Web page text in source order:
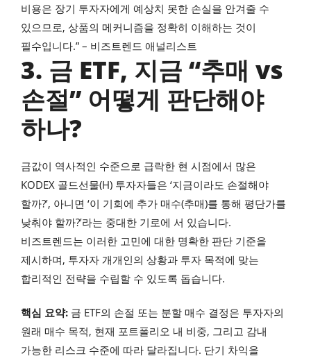
비용은 장기 투자자에게 예상치 못한 손실을 안겨줄 수
있으므로, 상품의 메커니즘을 정확히 이해하는 것이
필수입니다.” – 비즈트렌드 애널리스트
3. 금 ETF, 지금 “추매 vs
손절” 어떻게 판단해야
하나?
금값이 역사적인 수준으로 급락한 현 시점에서 많은
KODEX 골드선물(H) 투자자들은 ‘지금이라도 손절해야
할까?’, 아니면 ‘이 기회에 추가 매수(추매)를 통해 평단가를
낮춰야 할까?’라는 중대한 기로에 서 있습니다.
비즈트렌드는 이러한 고민에 대한 명확한 판단 기준을
제시하며, 투자자 개개인의 상황과 투자 목적에 맞는
합리적인 전략을 수립할 수 있도록 돕습니다.
핵심 요약: 금 ETF의 손절 또는 분할 매수 결정은 투자자의
원래 매수 목적, 현재 포트폴리오 내 비중, 그리고 감내
가능한 리스크 수준에 따라 달라집니다. 단기 차익을